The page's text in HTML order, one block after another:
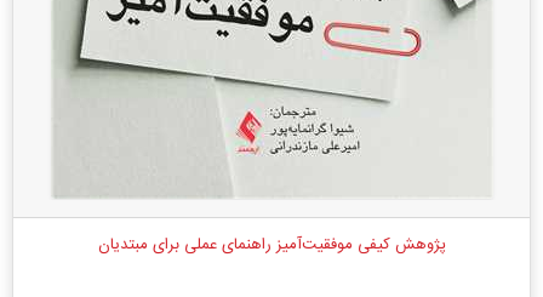
پژوهش کیفی موفقیت‌آمیز راهنمای عملی برای مبتدیان